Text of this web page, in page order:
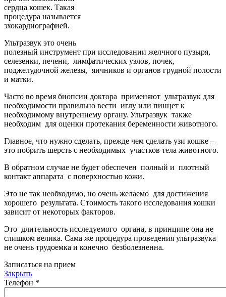
сердца кошек. Такая
процедура называется
эхокардиографией.
Ультразвук это очень
полезный инструмент при исследовании желчного пузыря,
селезенки, печени, лимфатических узлов, почек,
поджелудочной железы, яичников и органов грудной полости
и матки.
Часто во время биопсии доктора применяют ультразвук для
необходимости правильно вести иглу или пинцет к
необходимому внутреннему органу. Ультразвук также
необходим для оценки протекания беременности животного.
Главное, что нужно сделать, прежде чем сделать узи кошке –
это побрить шерсть с необходимых участков тела животного.
В обратном случае не будет обеспечен полный и плотный
контакт аппарата с поверхностью кожи.
Это не так необходимо, но очень желаемо для достижения
хорошего результата. Стоимость такого исследования кошки
зависит от некоторых факторов.
Это длительность исследуемого органа, в принципе она не
слишком велика. Сама же процедура проведения ультразвука
не очень трудоемка и конечно безболезненна.
Записаться на прием
Закрыть
Телефон *